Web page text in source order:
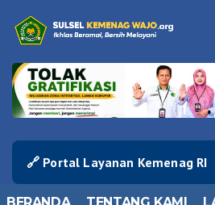
🔗 Portal Layanan Kemenag RI